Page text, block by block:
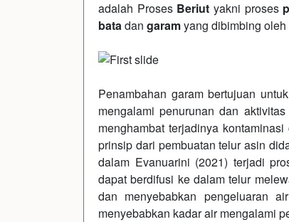
adalah Proses Beriut yakni proses
batadan garamyang dibimbing
Previous
Penambahan garam bertujuan
mengalami penurunan dan
menghambat terjadinya
prinsip dari pembuatan telur asin
dalam Evanuarini (2021) terjadi
dapat berdifusi ke dalam telur
dan menyebabkan pengeluaran
menyebabkan kadar air mengalami